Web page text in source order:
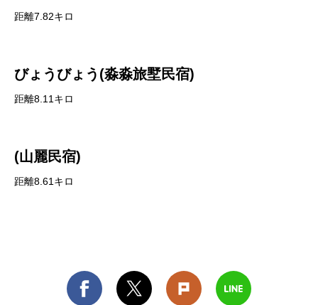
距離7.82キロ
びょうびょう(淼淼旅墅民宿)
距離8.11キロ
(山麗民宿)
距離8.61キロ